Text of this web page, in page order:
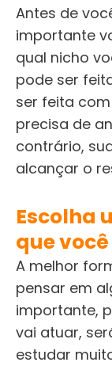
Antes de
importante
qual nicho
pode ser
ser feita
precisa de
contrário,
alcançar o
Escolha
que
A melhor
pensar em
importante,
vai atuar,
estudar